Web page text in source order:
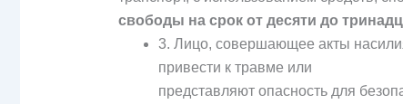
свободы на срок от десяти до
3. Лицо, совершающее акты
привести к травме или
представляют опасность для